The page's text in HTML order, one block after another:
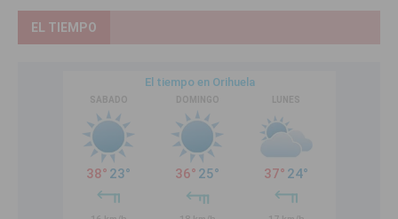
EL TIEMPO